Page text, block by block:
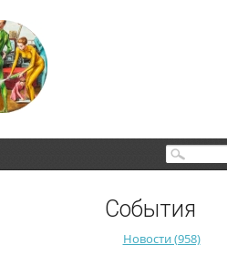
Поиск
События
Новости (958)